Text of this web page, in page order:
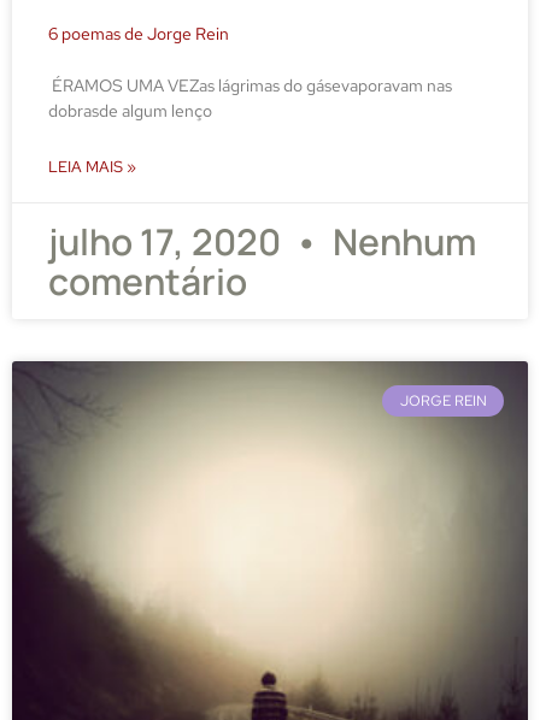
6 poemas de Jorge Rein
ÉRAMOS UMA VEZas lágrimas do gásevaporavam nas
dobrasde algum lenço
LEIA MAIS »
julho 17, 2020
Nenhum
comentário
JORGE REIN